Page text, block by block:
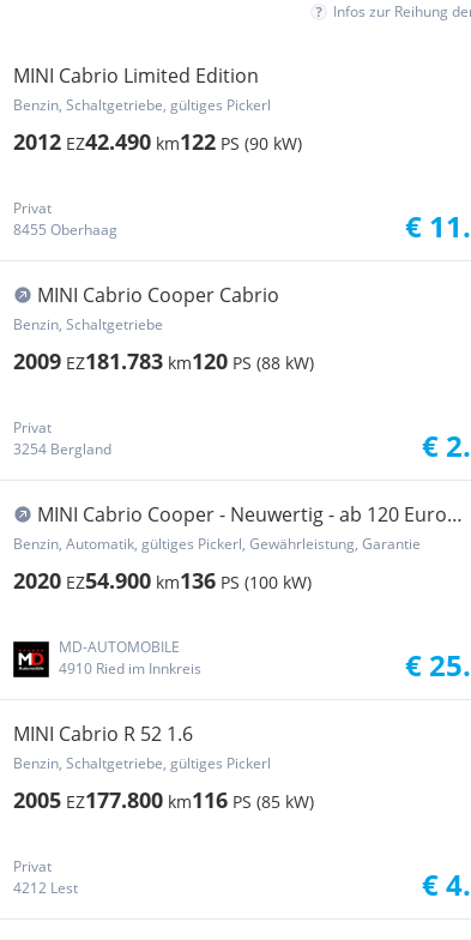
Infos zur Reihung
MINI Cabrio Limited Edition
Benzin, Schaltgetriebe, gültiges Pickerl
2012 EZ42.490 km122 PS (90 kW)
Privat
8455 Oberhaag
€
MINI Cabrio Cooper Cabrio
Benzin, Schaltgetriebe
2009 EZ181.783 km120 PS (88 kW)
Privat
3254 Bergland
€
MINI Cabrio Cooper - Neuwertig - ab 120 Euro -
GARANTIE
Benzin, Automatik, gültiges Pickerl, Gewährleistung, Garantie
2020 EZ54.900 km136 PS (100 kW)
MD-AUTOMOBILE
4910 Ried im Innkreis
€
MINI Cabrio R 52 1.6
Benzin, Schaltgetriebe, gültiges Pickerl
2005 EZ177.800 km116 PS (85 kW)
Privat
4212 Lest
€